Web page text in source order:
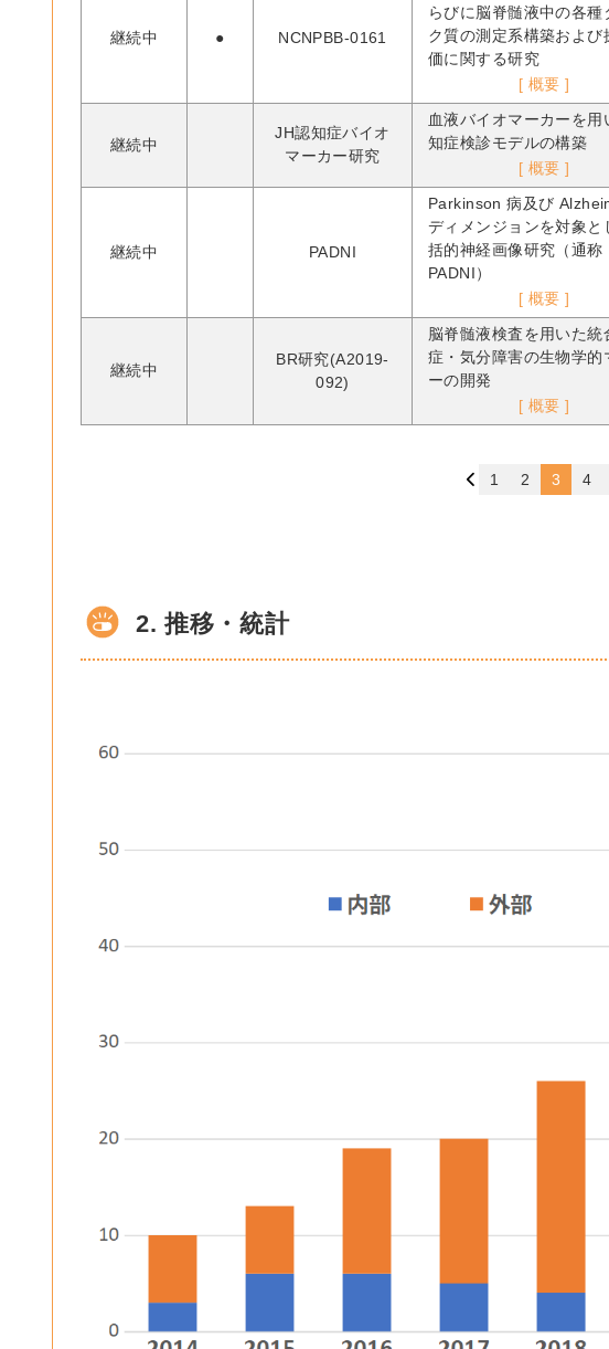
継続中 ● NCNPBB-0161
らびに脳脊髄液中の各種
ク質の測定系構築および
価に関する研究
[ 概要 ]
継続中
JH認知症バイオ
マーカー研究
血液バイオマーカーを用
知症検診モデルの構築
[ 概要 ]
継続中 PADNI
Parkinson 病及び
ディメンジョンを対象と
括的神経画像研究（通称
PADNI）
[ 概要 ]
継続中
BR研究(A2019-
092)
脳脊髄液検査を用いた統
症・気分障害の生物学的
ーの開発
[ 概要 ]
1 2 3 4
2. 推移・統計